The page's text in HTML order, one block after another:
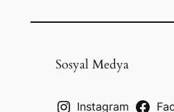
a
Sosyal Medya
Instagram